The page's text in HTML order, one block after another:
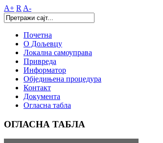
A+ R A-
Почетна
О Дољевцу
Локална самоуправа
Привреда
Информатор
Обједињена процедура
Контакт
Документа
Огласна табла
ОГЛАСНА ТАБЛА